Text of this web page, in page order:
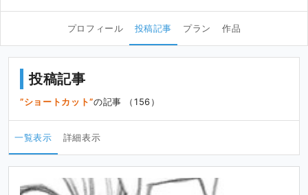
プロフィール 投稿記事 プラン 作品
投稿記事
ショートカット の記事 （156）
一覧表示 詳細表示